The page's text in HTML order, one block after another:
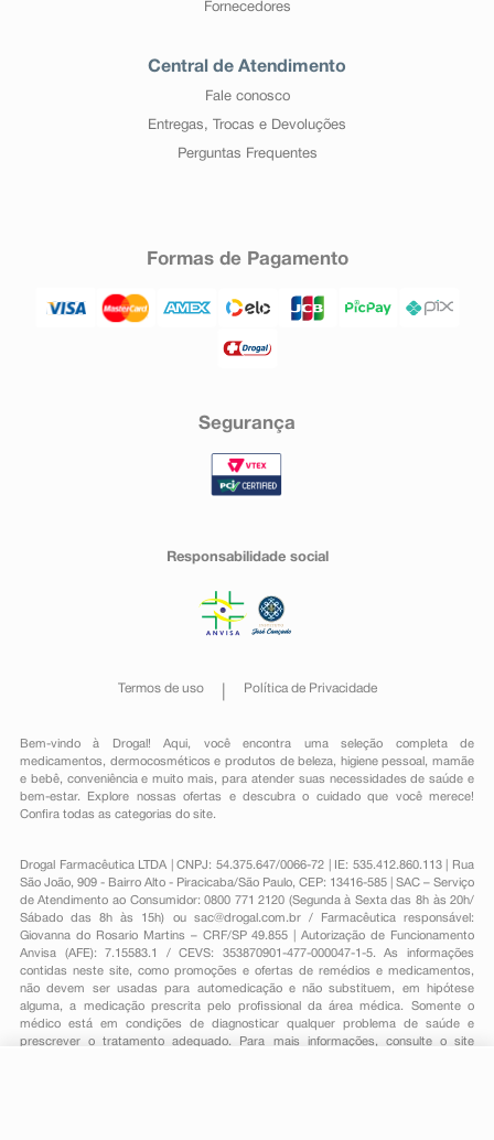
Fornecedores
Central de Atendimento
Fale conosco
Entregas, Trocas e Devoluções
Perguntas Frequentes
Formas de Pagamento
Segurança
Responsabilidade social
Termos de uso Política de Privacidade
Bem-vindo à Drogal! Aqui, você encontra uma seleção completa de
medicamentos , dermocosméticos e produtos de beleza, higiene pessoal ,mamãe
e bebê, conveniênciae muito mais, para atender suas necessidades de saúde e
bem-estar. Explore nossas ofertas e descubra o cuidado que você merece!
Confira todas as categorias do site.
Drogal Farmacêutica LTDA | CNPJ: 54.375.647/0066-72 | IE: 535.412.860.113 | Rua
São João, 909 - Bairro Alto - Piracicaba/São Paulo, CEP: 13416-585 | SAC – Serviço
de Atendimento ao Consumidor: 0800 771 2120 (Segunda à Sexta das 8h às 20h/
Sábado das 8h às 15h) ou sac@drogal.com.br/ Farmacêutica responsável:
Giovanna do Rosario Martins – CRF/SP 49.855 | Autorização de Funcionamento
Anvisa (AFE): 7.15583.1 / CEVS: 353870901-477-000047-1-5. As informações
contidas neste site, como promoções e ofertas de remédios e medicamentos,
não devem ser usadas para automedicação e não substituem, em hipótese
alguma, a medicação prescrita pelo profissional da área médica. Somente o
médico está em condições de diagnosticar qualquer problema de saúde e
prescrever o tratamento adequado. Para mais informações, consulte o site